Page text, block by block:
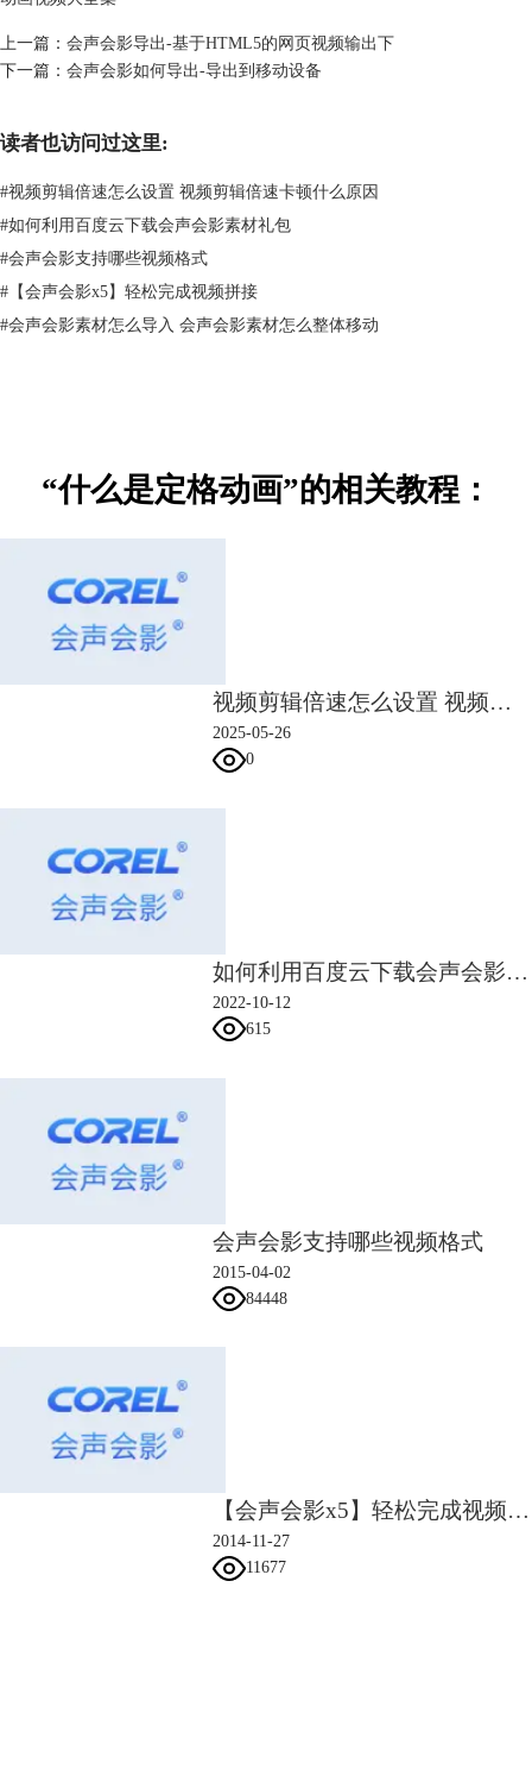
连续播方便完成(每秒大约需要24张相片)。橡皮泥因为易于改动，是定格
动画常选用的材料，其成品被称为黏土动画。
在定格动画的创作中，材料应用始终是影片效果的最大因素，从简单材料
历经近百年的发展，定格动画的材料应用形态在随时代与科技的进步而革
新，定格动画的创作内涵也即随之转变。
众所周知，越接近意识的形式便越自由，相反越接近物质的便越不自由，
各种客观规律等的制约也就越多。由此说来，三大主流动画制作形式的自
由程度排列便是：平面动画>3D动画>定格动画。
定格动画显著的优势便是制作人员门槛低，另外就是投资成本相对而言低
廉。投资低廉的原因就是制作门槛相对而言比另外两种动画制作方式（平
面和3D）要求低很多，甚至很多从业人员根本不需要过硬的专业知识便
可以直接上手制作。
上一篇： 会声会影导出-基于HTML5的网页视频输出下
下一篇： 会声会影如何导出-导出到移动设备
读者也访问过这里:
#视频剪辑倍速怎么设置 视频剪辑倍速卡顿什么原因
#如何利用百度云下载会声会影素材礼包
#会声会影支持哪些视频格式
# 【会声会影x5】轻松完成视频拼接
#会声会影素材怎么导入 会声会影素材怎么整体移动
“什么是定格动画”的相关教程：
视频剪辑倍速怎么设置 视频剪辑倍速卡顿什么原因
2025-05-26
0
如何利用百度云下载会声会影素材礼包
2022-10-12
615
会声会影支持哪些视频格式
2015-04-02
84448
【会声会影x5】轻松完成视频拼接
2014-11-27
11677